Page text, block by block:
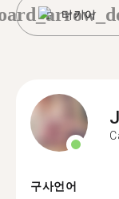
터키어
구사언어